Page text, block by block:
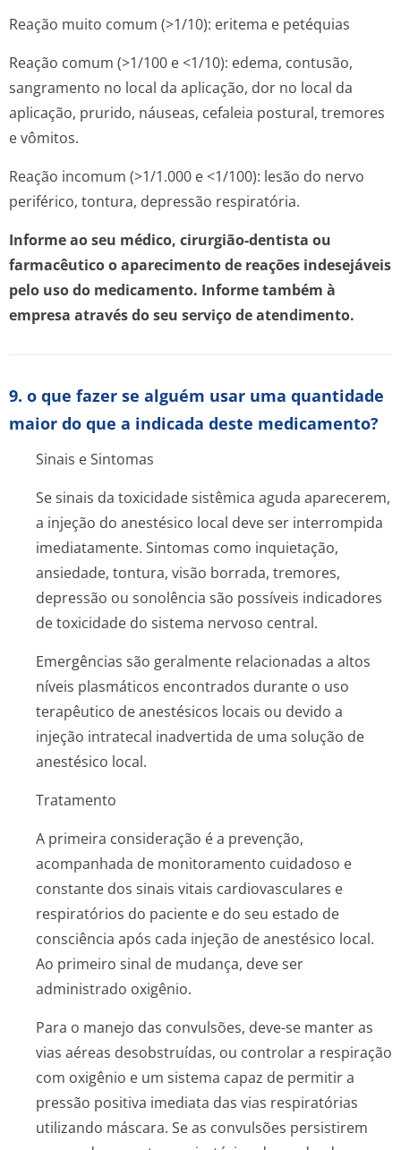
Reação muito comum (>1/10): eritema e petéquias
Reação comum (>1/100 e <1/10): edema, contusão,
sangramento no local da aplicação, dor no local da
aplicação, prurido, náuseas, cefaleia postural, tremores
e vômitos.
Reação incomum (>1/1.000 e <1/100): lesão do nervo
periférico, tontura, depressão respiratória.
Informe ao seu médico, cirurgião-dentista ou
farmacêutico o aparecimento de reações indesejáveis
pelo uso do medicamento. Informe também à
empresa através do seu serviço de atendimento.
9. o que fazer se alguém usar uma quantidade
maior do que a indicada deste medicamento?
Sinais e Sintomas
Se sinais da toxicidade sistêmica aguda aparecerem,
a injeção do anestésico local deve ser interrompida
imediatamente. Sintomas como inquietação,
ansiedade, tontura, visão borrada, tremores,
depressão ou sonolência são possíveis indicadores
de toxicidade do sistema nervoso central.
Emergências são geralmente relacionadas a altos
níveis plasmáticos encontrados durante o uso
terapêutico de anestésicos locais ou devido a
injeção intratecal inadvertida de uma solução de
anestésico local.
Tratamento
A primeira consideração é a prevenção,
acompanhada de monitoramento cuidadoso e
constante dos sinais vitais cardiovasculares e
respiratórios do paciente e do seu estado de
consciência após cada injeção de anestésico local.
Ao primeiro sinal de mudança, deve ser
administrado oxigênio.
Para o manejo das convulsões, deve-se manter as
vias aéreas desobstruídas, ou controlar a respiração
com oxigênio e um sistema capaz de permitir a
pressão positiva imediata das vias respiratórias
utilizando máscara. Se as convulsões persistirem